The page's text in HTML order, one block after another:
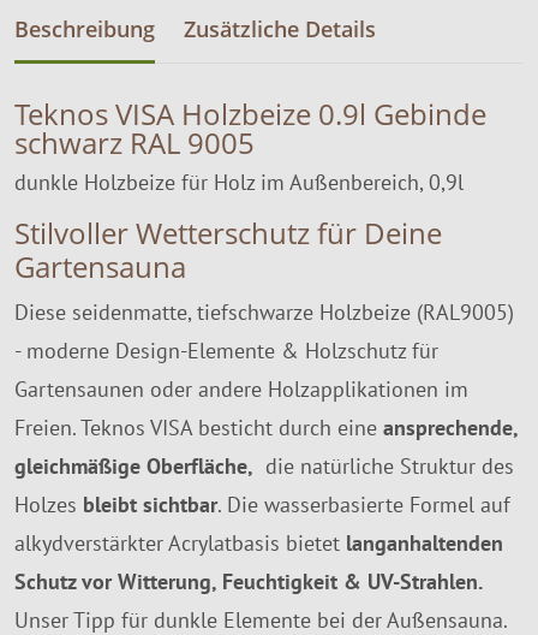
Beschreibung Zusätzliche Details
Teknos VISA Holzbeize 0.9l Gebinde
schwarz RAL 9005
dunkle Holzbeize für Holz im Außenbereich, 0,9l
Stilvoller Wetterschutz für Deine
Gartensauna
Diese seidenmatte, tiefschwarze Holzbeize (RAL9005)
- moderne Design-Elemente & Holzschutz für
Gartensaunen oder andere Holzapplikationen im
Freien. Teknos VISA besticht durch eine ansprechende,
gleichmäßige Oberfläche, die natürliche Struktur des
Holzes bleibt sichtbar. Die wasserbasierte Formel auf
alkydverstärkter Acrylatbasis bietet langanhaltenden
Schutz vor Witterung, Feuchtigkeit & UV-Strahlen.
Unser Tipp für dunkle Elemente bei der Außensauna.